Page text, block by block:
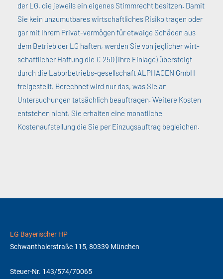
der LG, die jeweils ein eigenes Stimmrecht besitzen. Damit
Sie kein unzumutbares wirtschaftliches Risiko tragen oder
gar mit Ihrem Privat-vermögen für etwaige Schäden aus
dem Betrieb der LG haften, werden Sie von jeglicher wirt-
schaftlicher Haftung die € 250 (ihre Einlage) übersteigt
durch die Laborbetriebs-gesellschaft ALPHAGEN GmbH
freigestellt. Berechnet wird nur das, was Sie an
Untersuchungen tatsächlich beauftragen. Weitere Kosten
entstehen nicht. Sie erhalten eine monatliche
Kostenaufstellung die Sie per Einzugsauftrag begleichen.
LG Bayerischer HP
Schwanthalerstraße 115, 80339 München
Steuer-Nr. 143/574/70065